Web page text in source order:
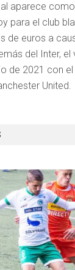
aparece
para el club
de euros a
del Inter, el
de 2021 con
United.